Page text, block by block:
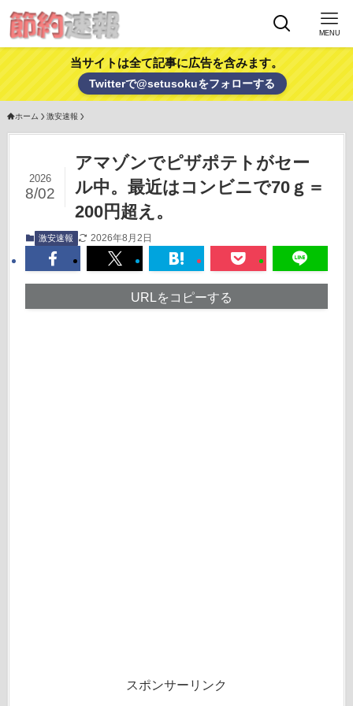
MENU
当サイトは全て記事に広告を含みます。
Twitterで@setusokuをフォローする
ホーム 激安速報
アマゾンでピザポテトがセー
ル中。最近はコンビニで70ｇ＝
200円超え。
2026
8/02
激安速報 2026年8月2日
URLをコピーする
スポンサーリンク